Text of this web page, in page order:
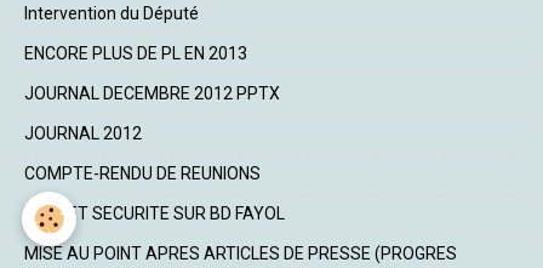
Intervention du Député
ENCORE PLUS DE PL EN 2013
JOURNAL DECEMBRE 2012 PPTX
JOURNAL 2012
COMPTE-RENDU DE REUNIONS
PROJET SECURITE SUR BD FAYOL
MISE AU POINT APRES ARTICLES DE PRESSE (PROGRES